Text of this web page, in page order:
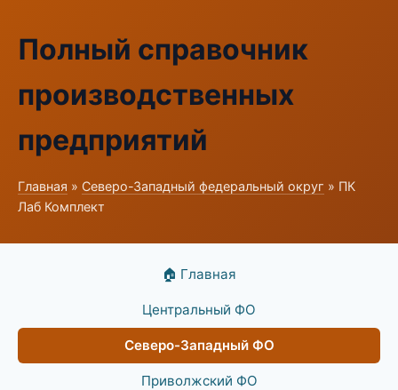
Полный справочник
производственных
предприятий
Главная » Северо-Западный федеральный округ » ПК
Лаб Комплект
🏠 Главная
Центральный ФО
Северо-Западный ФО
Приволжский ФО